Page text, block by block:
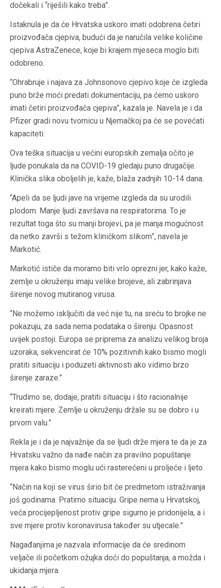
dočekali i “riješili kako treba”.
Istaknula je da će Hrvatska uskoro imati odobrena četiri
proizvođača cjepiva, budući da je naručila velike količine
cjepiva AstraZenece, koje bi krajem mjeseca moglo biti
odobreno.
“Ohrabruje i najava za Johnsonovo cjepivo koje će izgleda
puno brže moći predati dokumentaciju, pa ćemo uskoro
imati četiri proizvođača cjepiva”, kazala je. Navela je i da
Pfizer gradi novu tvornicu u Njemačkoj pa će se povećati
kapaciteti.
Ova teška situacija u većini europskih zemalja očito je
ljude ponukala da na COVID-19 gledaju puno drugačije.
Klinička slika oboljelih je, kaže, blaža zadnjih 10-14 dana.
“Apeli da se ljudi jave na vrijeme izgleda da su urodili
plodom. Manje ljudi završava na respiratorima. To je
rezultat toga što su manji brojevi, pa je manja mogućnost
da netko završi s težom kliničkom slikom”, navela je
Markotić.
Markotić ističe da moramo biti vrlo oprezni jer, kako kaže,
zemlje u okruženju imaju velike brojeve, ali zabrinjava
širenje novog mutiranog virusa.
“Ne možemo isključiti da već nije tu, na sreću to brojke ne
pokazuju, za sada nema podataka o širenju. Opasnost
uvijek postoji. Europa se priprema za analizu velikog broja
uzoraka, sekvencirat će 10% pozitivnih kako bismo mogli
pratiti situaciju i poduzeti aktivnosti ako vidimo brzo
širenje zaraze.”
“Trudimo se, dodaje, pratiti situaciju i što racionalnije
kreirati mjere. Zemlje u okruženju držale su se dobro i u
prvom valu.”
Rekla je i da je najvažnije da se ljudi drže mjera te da je za
Hrvatsku važno da nađe način za pravilno popuštanje
mjera kako bismo moglu ući rasterećeni u proljeće i ljeto.
“Način na koji se virus širio bit će predmetom istraživanja
još godinama. Pratimo situaciju. Gripe nema u Hrvatskoj,
veća procijepljenost protiv gripe sigurno je pridonijela, a i
sve mjere protiv koronavirusa također su utjecale.”
Nagađanjima je nazvala informacije da će sredinom
veljače ili početkom ožujka doći do popuštanja, a možda i
ukidanja mjera.